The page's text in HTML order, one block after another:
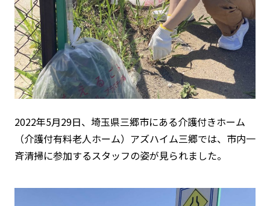
2022年5月29日、埼玉県三郷市にある介護付きホーム
（介護付有料老人ホーム）アズハイム三郷では、市内一
斉清掃に参加するスタッフの姿が見られました。